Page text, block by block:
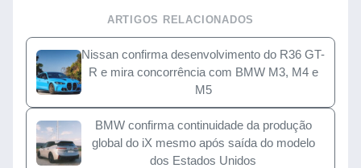
ARTIGOS RELACIONADOS
Nissan confirma desenvolvimento do R36 GT-
R e mira concorrência com BMW M3, M4 e
M5
BMW confirma continuidade da produção
global do iX mesmo após saída do modelo
dos Estados Unidos